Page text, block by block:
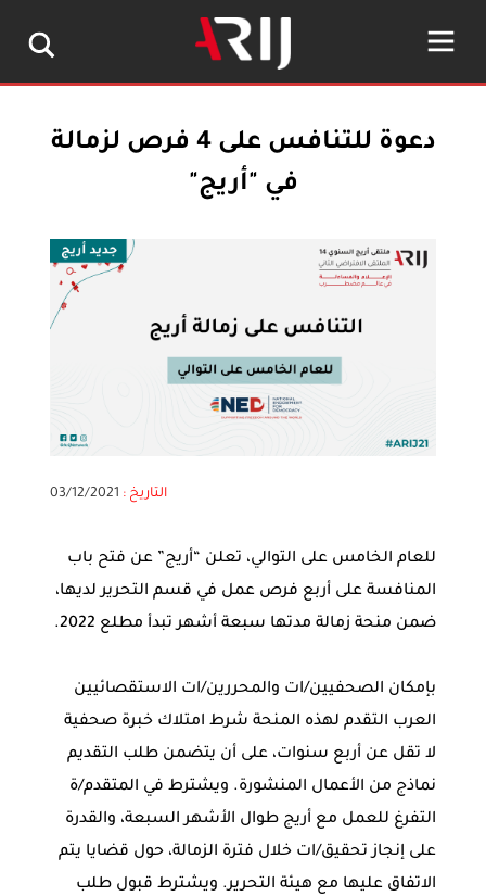
دعوة للتنافس على 4 فرص لزمالة
في "أريج"
التاريخ : 03/12/2021
للعام الخامس على التوالي، تعلن “أريج” عن فتح باب
المنافسة على أربع فرص عمل في قسم التحرير لديها،
ضمن منحة زمالة مدتها سبعة أشهر تبدأ مطلع 2022.
بإمكان الصحفيين/ات والمحررين/ات الاستقصائيين
العرب التقدم لهذه المنحة شرط امتلاك خبرة صحفية
لا تقل عن أربع سنوات، على أن يتضمن طلب التقديم
نماذج من الأعمال المنشورة. ويشترط في المتقدم/ة
التفرغ للعمل مع أريج طوال الأشهر السبعة، والقدرة
على إنجاز تحقيق/ات خلال فترة الزمالة، حول قضايا يتم
الاتفاق عليها مع هيئة التحرير. ويشترط قبول طلب